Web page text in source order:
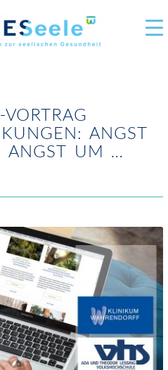
ANGST
UM …